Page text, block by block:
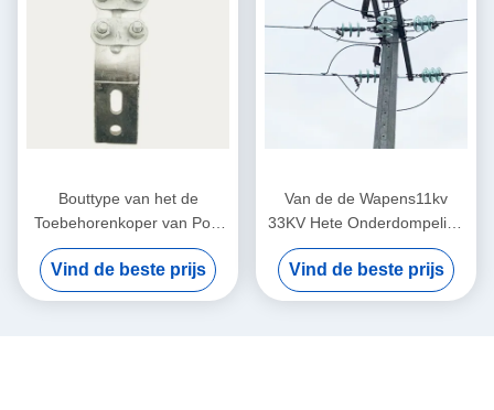
Bouttype van het de
Toebehorenkoper van Pool
van de het
Aluminiumovergang de
Eindklem
Vind de beste prijs
Van de de Wapens11kv
33KV Hete Onderdompeling
van Pool van het
achthoeknut Dwars de
Vind de beste prijs